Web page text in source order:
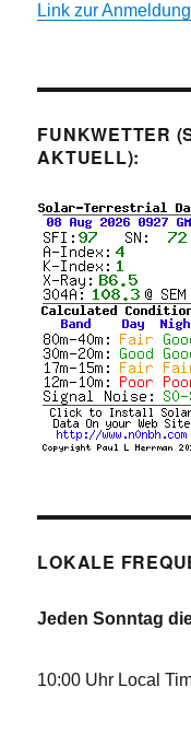
Link zur Anmeldung
FUNKWETTER
AKTUELL):
LOKALE
Jeden Sonntag
10:00 Uhr Local